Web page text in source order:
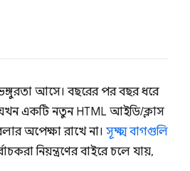
আসে। বছরের পর বছর ধরে
একটি নতুন HTML আইডি/ক্লাস
অপেক্ষা রাখে না। সূক্ষ্ম বাগগুলি
নিয়ন্ত্রণের বাইরে চলে যায়,